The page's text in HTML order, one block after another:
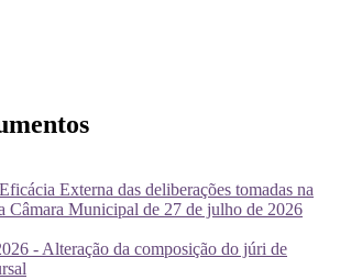
Externa das deliberações tomadas na
Câmara Municipal de 27 de julho de 2026
- Alteração da composição do júri de